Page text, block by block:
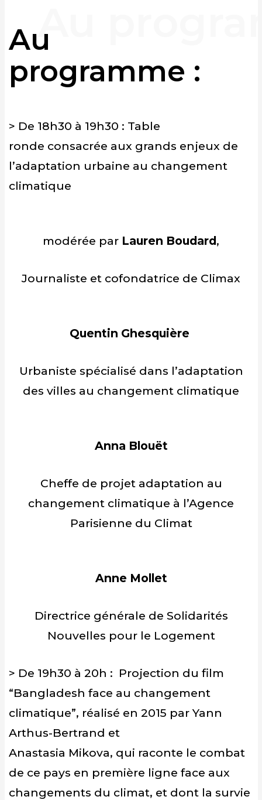
Au
programme :
> De 18h30 à 19h30 : Table
ronde consacrée aux grands enjeux de
l’adaptation urbaine au changement
climatique
modérée par Lauren Boudard,
Journaliste et cofondatrice de Climax
Quentin Ghesquière
Urbaniste spécialisé dans l’adaptation
des villes au changement climatique
Anna Blouët
Cheffe de projet adaptation au
changement climatique à l’Agence
Parisienne du Climat
Anne Mollet
Directrice générale de Solidarités
Nouvelles pour le Logement
> De 19h30 à 20h : Projection du film
“Bangladesh face au changement
climatique”, réalisé en 2015 par Yann
Arthus-Bertrand et
Anastasia Mikova, qui raconte le combat
de ce pays en première ligne face aux
changements du climat, et dont la survie